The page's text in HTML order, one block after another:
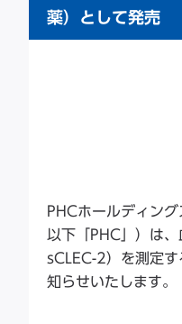
薬）として発売
PHCホールディン
以下「PHC」）は
sCLEC-2）を測定
知らせいたします。